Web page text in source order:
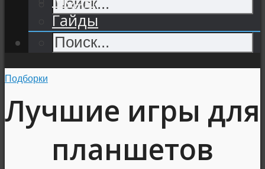
Гайды
Подборки
Лучшие игры для
планшетов